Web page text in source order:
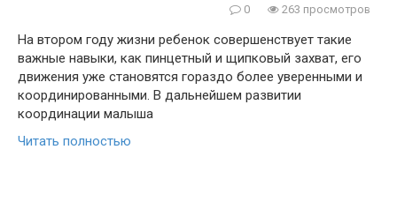
0
263 просмотров
На втором году жизни ребенок совершенствует такие
важные навыки, как пинцетный и щипковый захват, его
движения уже становятся гораздо более уверенными и
координированными. В дальнейшем развитии
координации малыша
Читать полностью